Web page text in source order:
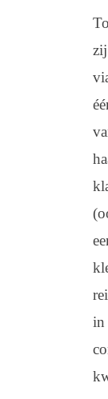
zij
in